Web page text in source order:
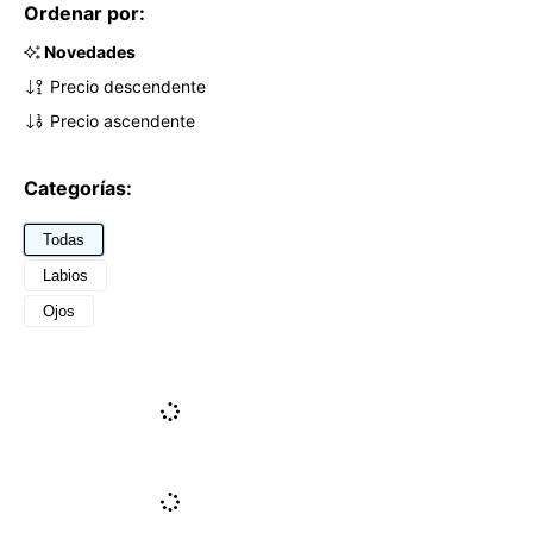
Ordenar por:
Novedades
Precio descendente
Precio ascendente
Categorías:
Todas
Labios
Ojos